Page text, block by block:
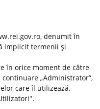
denumit în
implicit termenii şi
în orice moment de către
„Administrator”,
care îl utilizează,